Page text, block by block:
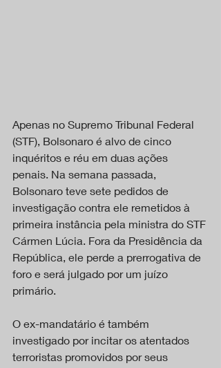
Apenas no Supremo Tribunal Federal
(STF), Bolsonaro é alvo de cinco
inquéritos e réu em duas ações
penais. Na semana passada,
Bolsonaro teve sete pedidos de
investigação contra ele remetidos à
primeira instância pela ministra do STF
Cármen Lúcia. Fora da Presidência da
República, ele perde a prerrogativa de
foro e será julgado por um juízo
primário.
O ex-mandatário é também
investigado por incitar os atentados
terroristas promovidos por seus